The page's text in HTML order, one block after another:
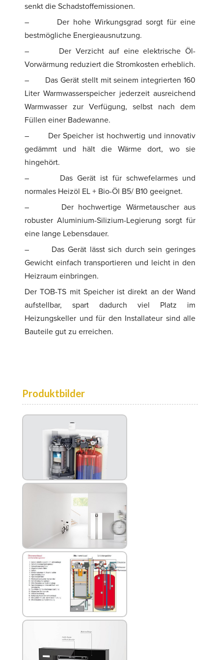
senkt die Schadstoffemissionen.
– Der hohe Wirkungsgrad sorgt für eine
bestmögliche Energieausnutzung.
– Der Verzicht auf eine elektrische Öl-
Vorwärmung reduziert die Stromkosten erheblich.
– Das Gerät stellt mit seinem integrierten 160
Liter Warmwasserspeicher jederzeit ausreichend
Warmwasser zur Verfügung, selbst nach dem
Füllen einer Badewanne.
– Der Speicher ist hochwertig und innovativ
gedämmt und hält die Wärme dort, wo sie
hingehört.
– Das Gerät ist für schwefelarmes und
normales Heizöl EL + Bio-Öl B5/ B10 geeignet.
– Der hochwertige Wärmetauscher aus
robuster Aluminium-Silizium-Legierung sorgt für
eine lange Lebensdauer.
– Das Gerät lässt sich durch sein geringes
Gewicht einfach transportieren und leicht in den
Heizraum einbringen.
Der TOB-TS mit Speicher ist direkt an der Wand
aufstellbar, spart dadurch viel Platz im
Heizungskeller und für den Installateur sind alle
Bauteile gut zu erreichen.
Produktbilder